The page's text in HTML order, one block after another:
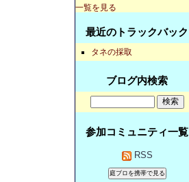
一覧を見る
最近のトラックバック
タネの採取
ブログ内検索
参加コミュニティ一覧
RSS